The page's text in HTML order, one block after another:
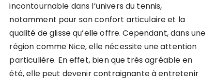
incontournable dans l’univers du tennis,
notamment pour son confort articulaire et la
qualité de glisse qu’elle offre. Cependant, dans une
région comme Nice, elle nécessite une attention
particulière. En effet, bien que très agréable en
été, elle peut devenir contraignante à entretenir